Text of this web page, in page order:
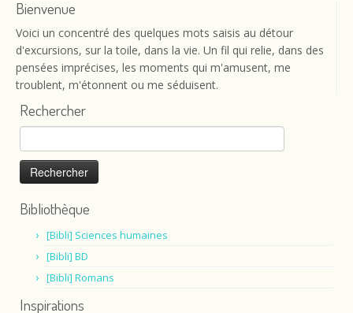
Bienvenue
Voici un concentré des quelques mots saisis au détour
d'excursions, sur la toile, dans la vie. Un fil qui relie, dans des
pensées imprécises, les moments qui m'amusent, me
troublent, m'étonnent ou me séduisent.
Rechercher
Rechercher :
Bibliothèque
[Bibli] Sciences humaines
[Bibli] BD
[Bibli] Romans
Inspirations